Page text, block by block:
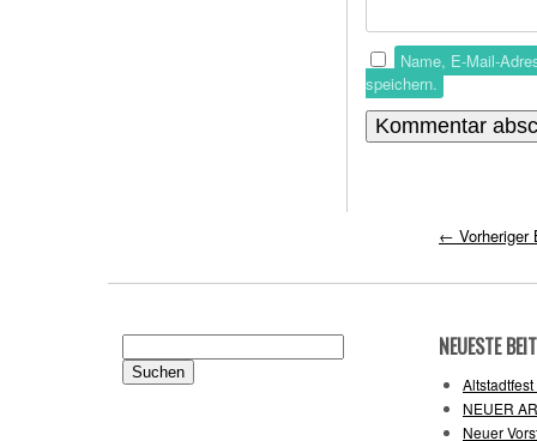
Name, E-Mail-
speichern.
← Vorheriger
nach:
NEUESTE
Altstadtfest
NEUER
Neuer